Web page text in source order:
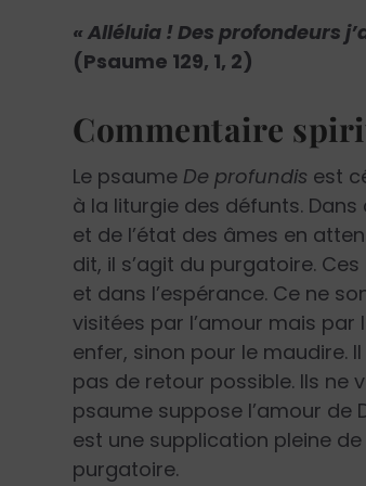
« Alléluia ! Des profondeurs
(Psaume 129, 1, 2)
Commentaire
Le psaume De profundis est
à la liturgie des défunts.
et de l’état des âmes en
dit, il s’agit du purgatoire.
et dans l’espérance. Ce ne
visitées par l’amour mais par
enfer, sinon pour le maudire.
pas de retour possible. Ils ne
psaume suppose l’amour de
est une supplication pleine
purgatoire.